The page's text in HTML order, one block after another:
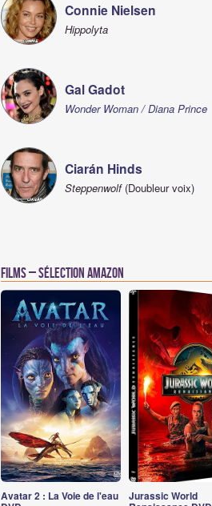
Connie Nielsen
Hippolyta
Gal Gadot
Wonder Woman / Diana Prince
Ciarán Hinds
Steppenwolf(Doubleur voix)
Films – Sélection Amazon
Avatar 2 : La Voie de l'eau Jurassic World